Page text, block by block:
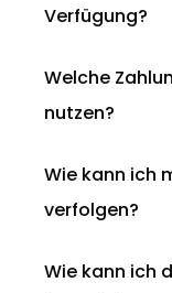
Verfügung?
Welche
nutzen?
Wie kann ich
verfolgen?
Wie kann ich